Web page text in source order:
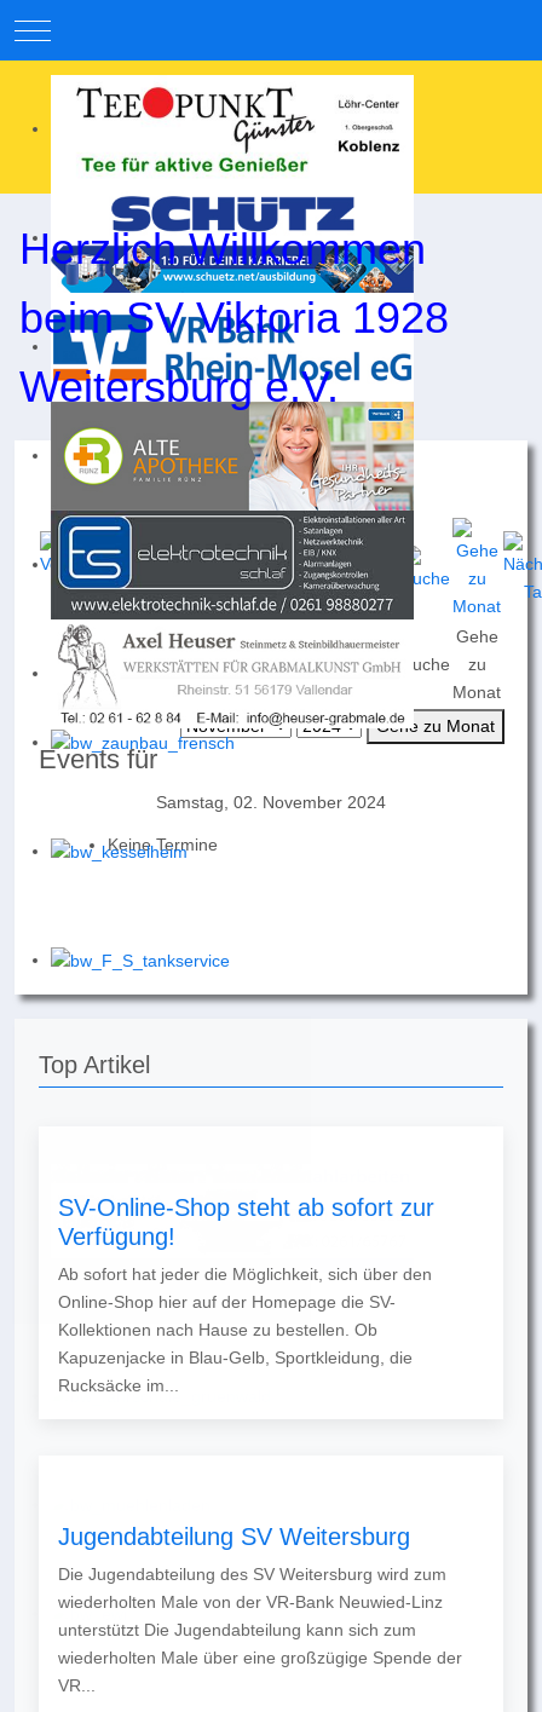
Mobile Menu Toggle
Herzlich Willkommen
beim SV Viktoria 1928
Weitersburg e.V.
Nach
Jahr
Nach
Monat
Nach
Woche
Heute Suche
Gehe
zu
Monat
Gehe zu Monat
Events für
Samstag, 02. November 2024
Keine Termine
Top Artikel
SV-Online-Shop steht ab sofort zur
Verfügung!
Ab sofort hat jeder die Möglichkeit, sich über den
Online-Shop hier auf der Homepage die SV-
Kollektionen nach Hause zu bestellen. Ob
Kapuzenjacke in Blau-Gelb, Sportkleidung, die
Rucksäcke im...
Jugendabteilung SV Weitersburg
Die Jugendabteilung des SV Weitersburg wird zum
wiederholten Male von der VR-Bank Neuwied-Linz
unterstützt Die Jugendabteilung kann sich zum
wiederholten Male über eine großzügige Spende der
VR...